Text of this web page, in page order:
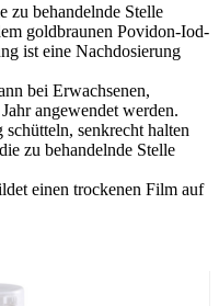
zu behandelnde Stelle
goldbraunen Povidon-Iod-
ist eine Nachdosierung
bei Erwachsenen,
angewendet werden.
senkrecht halten
zu behandelnde Stelle
einen trockenen Film auf
Verband angelegt werden.